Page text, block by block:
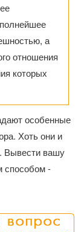
а
отношения
которых
особенные
Хоть они и
Вывести вашу
способом -